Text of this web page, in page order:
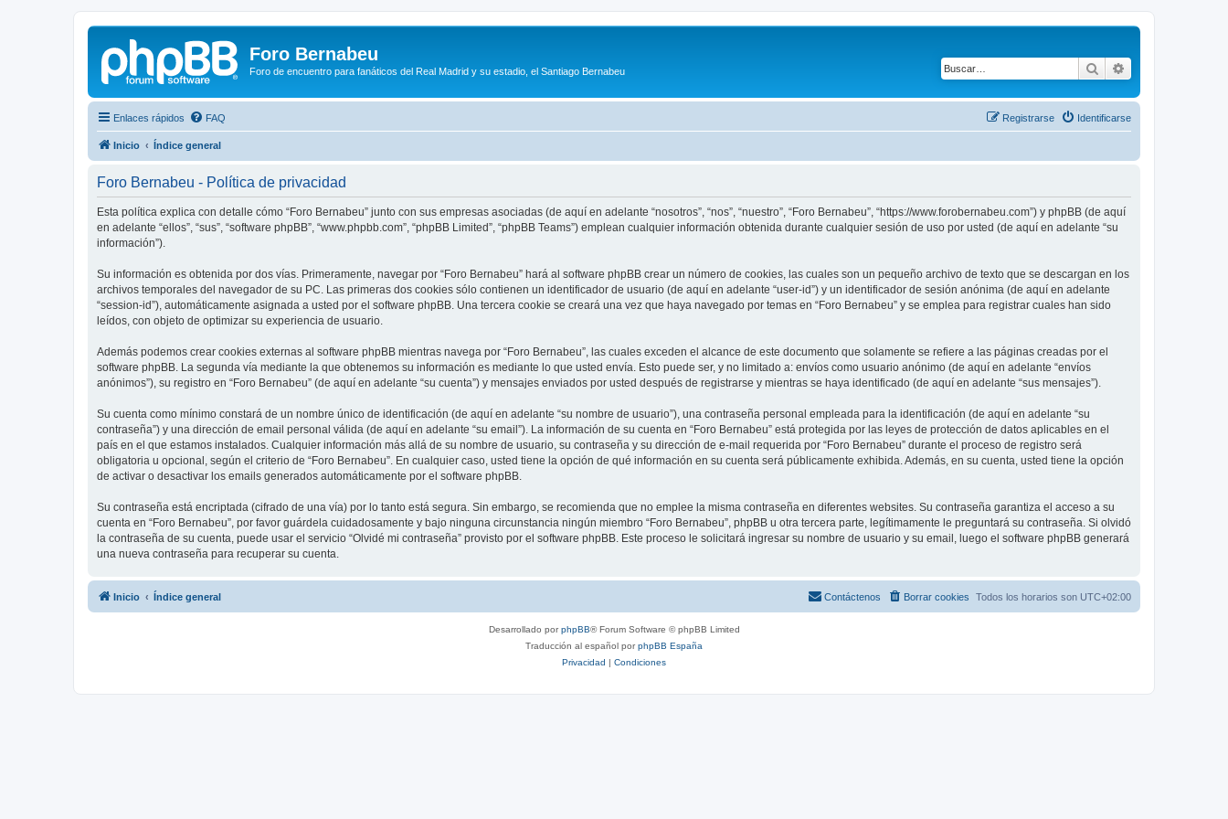
Foro Bernabeu
Foro de encuentro para fanáticos del Real Madrid y su estadio, el Santiago Bernabeu Buscar
Enlaces rápidos FAQ Identificarse
Registrarse
Inicio Índice general
Foro Bernabeu - Política de privacidad
Esta política explica con detalle cómo “Foro Bernabeu” junto con sus empresas asociadas (de aquí en adelante “nosotros”, “nos”, “nuestro”, “Foro Bernabeu”, “https://www.forobernabeu.com”) y phpBB (de aquí
en adelante “ellos”, “sus”, “software phpBB”, “www.phpbb.com”, “phpBB Limited”, “phpBB Teams”) emplean cualquier información obtenida durante cualquier sesión de uso por usted (de aquí en adelante “su
información”).
Su información es obtenida por dos vías. Primeramente, navegar por “Foro Bernabeu” hará al software phpBB crear un número de cookies, las cuales son un pequeño archivo de texto que se descargan en los
archivos temporales del navegador de su PC. Las primeras dos cookies sólo contienen un identificador de usuario (de aquí en adelante “user-id”) y un identificador de sesión anónima (de aquí en adelante
“session-id”), automáticamente asignada a usted por el software phpBB. Una tercera cookie se creará una vez que haya navegado por temas en “Foro Bernabeu” y se emplea para registrar cuales han sido
leídos, con objeto de optimizar su experiencia de usuario.
Además podemos crear cookies externas al software phpBB mientras navega por “Foro Bernabeu”, las cuales exceden el alcance de este documento que solamente se refiere a las páginas creadas por el
software phpBB. La segunda vía mediante la que obtenemos su información es mediante lo que usted envía. Esto puede ser, y no limitado a: envíos como usuario anónimo (de aquí en adelante “envíos
anónimos”), su registro en “Foro Bernabeu” (de aquí en adelante “su cuenta”) y mensajes enviados por usted después de registrarse y mientras se haya identificado (de aquí en adelante “sus mensajes”).
Su cuenta como mínimo constará de un nombre único de identificación (de aquí en adelante “su nombre de usuario”), una contraseña personal empleada para la identificación (de aquí en adelante “su
contraseña”) y una dirección de email personal válida (de aquí en adelante “su email”). La información de su cuenta en “Foro Bernabeu” está protegida por las leyes de protección de datos aplicables en el
país en el que estamos instalados. Cualquier información más allá de su nombre de usuario, su contraseña y su dirección de e-mail requerida por “Foro Bernabeu” durante el proceso de registro será
obligatoria u opcional, según el criterio de “Foro Bernabeu”. En cualquier caso, usted tiene la opción de qué información en su cuenta será públicamente exhibida. Además, en su cuenta, usted tiene la opción
de activar o desactivar los emails generados automáticamente por el software phpBB.
Su contraseña está encriptada (cifrado de una vía) por lo tanto está segura. Sin embargo, se recomienda que no emplee la misma contraseña en diferentes websites. Su contraseña garantiza el acceso a su
cuenta en “Foro Bernabeu”, por favor guárdela cuidadosamente y bajo ninguna circunstancia ningún miembro “Foro Bernabeu”, phpBB u otra tercera parte, legítimamente le preguntará su contraseña. Si olvidó
la contraseña de su cuenta, puede usar el servicio “Olvidé mi contraseña” provisto por el software phpBB. Este proceso le solicitará ingresar su nombre de usuario y su email, luego el software phpBB generará
una nueva contraseña para recuperar su cuenta.
Inicio Índice general Todos los horarios son UTC+02:00
Borrar cookies
Contáctenos
Desarrollado porphpBB® Forum Software © phpBB Limited
Traducción al español porphpBB España
Privacidad | Condiciones